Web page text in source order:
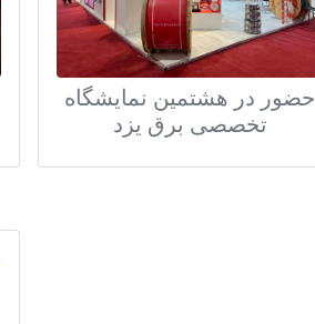
حضور در هشتمین نمایشگاه
تخصصی برق یزد